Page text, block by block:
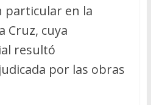
particular en la
Cruz, cuya
resultó
por las obras